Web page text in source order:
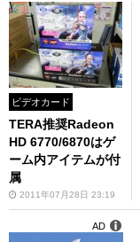
ビデオカード
TERA推奨Radeon
HD 6770/6870はゲ
ーム内アイテムが付
属
2011年07月28日 23:19
AD